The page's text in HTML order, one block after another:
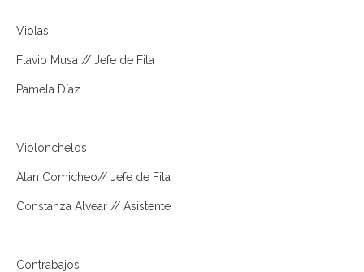
Violas
Flavio Musa // Jefe de Fila
Pamela Díaz
Violonchelos
Alan Comicheo// Jefe de Fila
Constanza Alvear // Asistente
Contrabajos